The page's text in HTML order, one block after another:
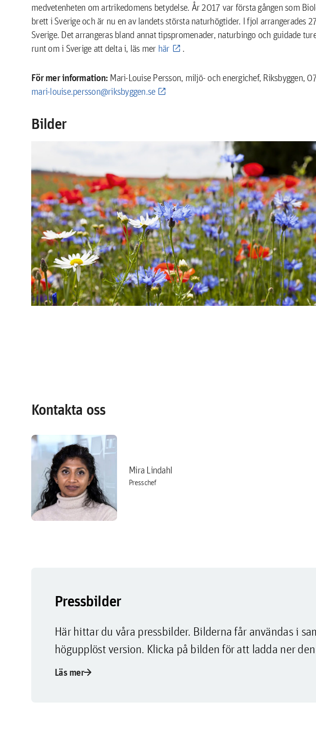
medvetenheten om artrikedomens betydelse. År 2017 var första gången som
brett i Sverige och är nu en av landets största naturhögtider. I fjol arrangerades
Sverige. Det arrangeras bland annat tipspromenader, naturbingo och guidade
runt om i Sverige att delta i, läs mer här .
För mer information: Mari-Louise Persson, miljö- och energichef, Riksbyggen,
mari-louise.persson@riksbyggen.se
Bilder
Kontakta oss
Mira Lindahl
Presschef
Pressbilder
Här hittar du våra pressbilder. Bilderna får användas i
högupplöst version. Klicka på bilden för att ladda ner
Läs merarrow_forward